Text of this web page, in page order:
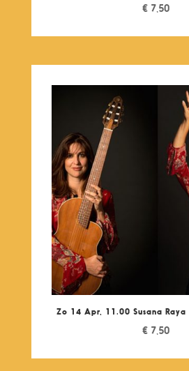
€ 7,50
Zo 14 Apr, 11.00 Susana
€ 7,50